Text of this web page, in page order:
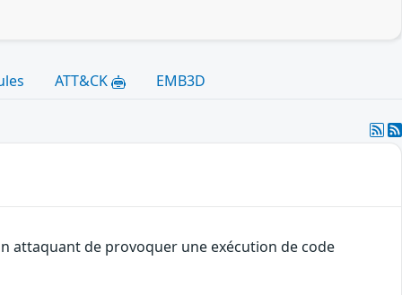
ATT&CK EMB3D
attaquant de provoquer une exécution de code